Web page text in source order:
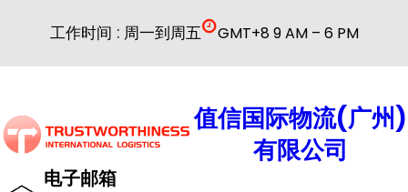
内
工作时间 : 周一到周五 GMT+8 9 AM – 6 PM
值信国际物流(广州)
有限公司
电子邮箱